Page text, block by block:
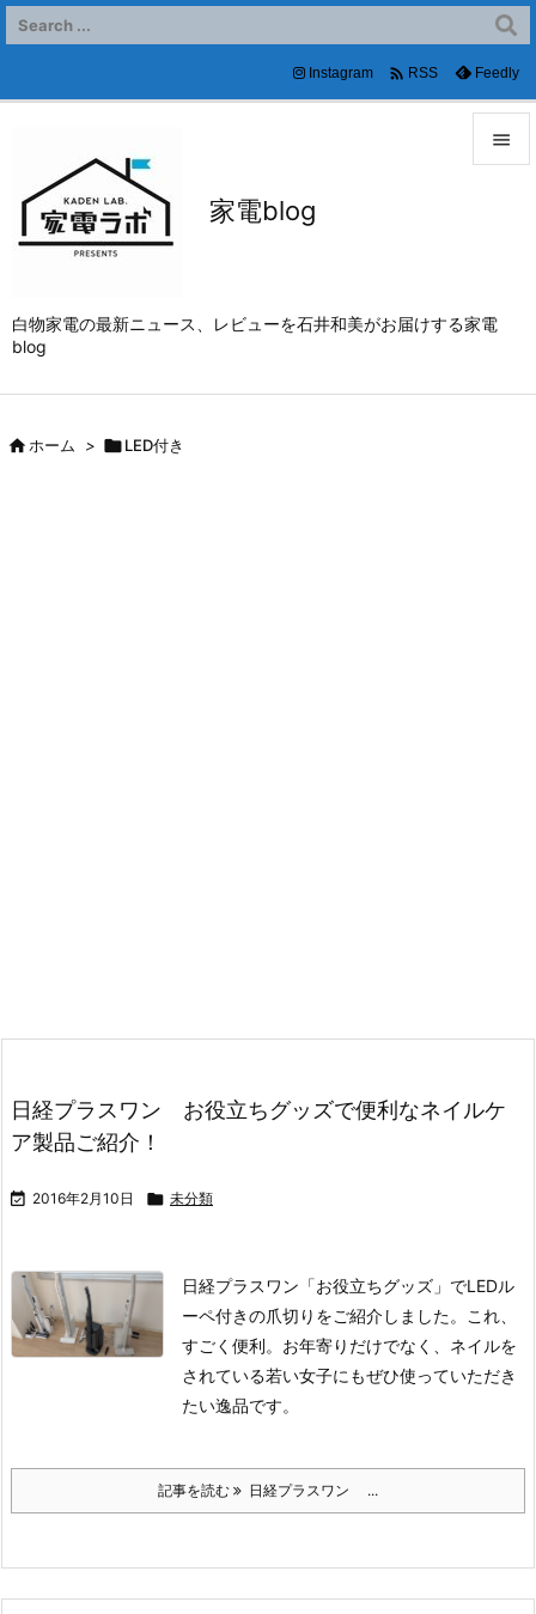
家電blog
白物家電の最新ニュース、レビューを石井和美がお届けする家電
blog


前へ
次へ
Instagram  RSS Feedly
ホーム > LED付き
日経プラスワン お役立ちグッズで便利なネイルケ
ア製品ご紹介！
 2016年2月10日  未分類
日経プラスワン「お役立ちグッズ」でLEDル
ーペ付きの爪切りをご紹介しました。これ、
すごく便利。お年寄りだけでなく、ネイルを
されている若い女子にもぜひ使っていただき
たい逸品です。
記事を読む 日経プラスワン ...